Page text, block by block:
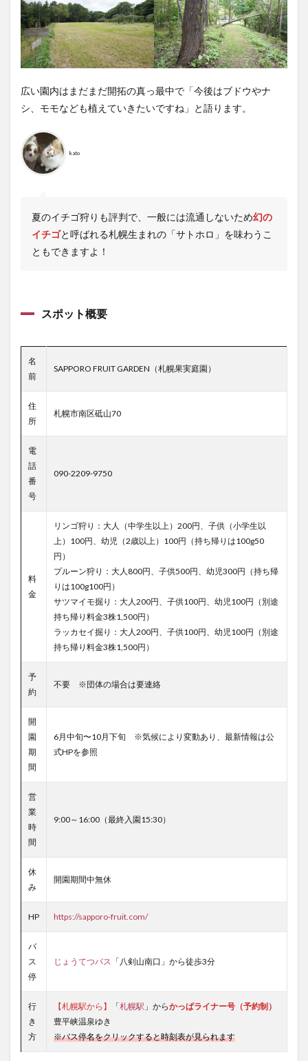
広い園内はまだまだ開拓の真っ最中で「今後はブドウやナ
シ、モモなども植えていきたいですね」と語ります。
kato
夏のイチゴ狩りも評判で、一般には流通しないため幻の
イチゴと呼ばれる札幌生まれの「サトホロ」を味わうこ
ともできますよ！
スポット概要
名
前
SAPPORO FRUIT GARDEN（札幌果実庭園）
住
所
札幌市南区砥山70
電
話
番
号
090-2209-9750
料
金
リンゴ狩り：大人（中学生以上）200円、子供（小学生以
上）100円、幼児（2歳以上）100円（持ち帰りは100g50
円）
プルーン狩り：大人800円、子供500円、幼児300円（持ち帰
りは100g100円）
サツマイモ掘り：大人200円、子供100円、幼児100円（別途
持ち帰り料金3株1,500円）
ラッカセイ掘り：大人200円、子供100円、幼児100円（別途
持ち帰り料金3株1,500円）
予
約
不要 ※団体の場合は要連絡
開
園
期
間
6月中旬〜10月下旬 ※気候により変動あり、最新情報は公
式HPを参照
営
業
時
間
9:00～16:00（最終入園15:30）
休
み
開園期間中無休
HP https://sapporo-fruit.com/
バ
ス
停
じょうてつバス 「八剣山南口」から徒歩3分
行
き
方
【札幌駅から】 「札幌駅 」からかっぱライナー号（予約制）
豊平峡温泉ゆき
※バス停名をクリックすると時刻表が見られます